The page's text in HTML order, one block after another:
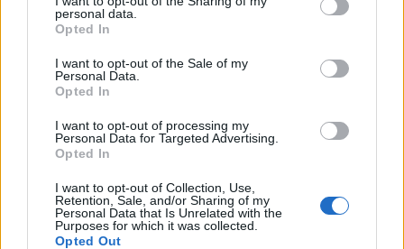
personal data.
Opted In
I want to opt-out of the Sale of my
Personal Data.
Opted In
I want to opt-out of processing my
Personal Data for Targeted Advertising.
Opted In
I want to opt-out of Collection, Use,
Retention, Sale, and/or Sharing of my
Personal Data that Is Unrelated with the
Purposes for which it was collected.
Opted Out
Jūsų korta – „Keturi pentakliai“.
Galite pajusti baimę prarasti kontrolę.
emocinis uždarumas gali sukurti atstumą tarp jūsų ir
artimųjų.